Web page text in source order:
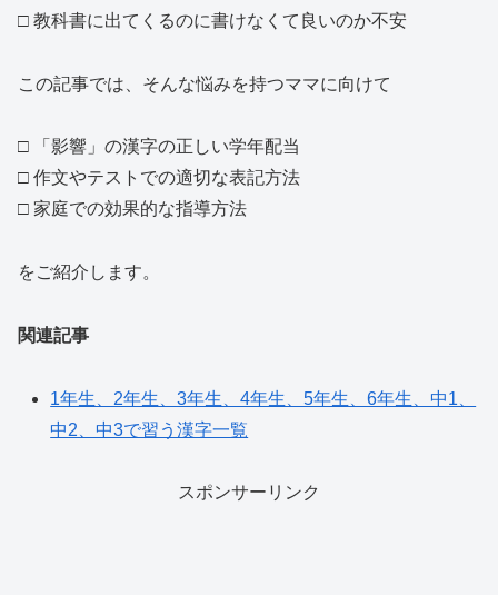
□ 教科書に出てくるのに書けなくて良いのか不安
この記事では、そんな悩みを持つママに向けて
□ 「影響」の漢字の正しい学年配当
□ 作文やテストでの適切な表記方法
□ 家庭での効果的な指導方法
をご紹介します。
関連記事
1年生、2年生、3年生、4年生、5年生、6年生、中1、
中2、中3で習う漢字一覧
スポンサーリンク